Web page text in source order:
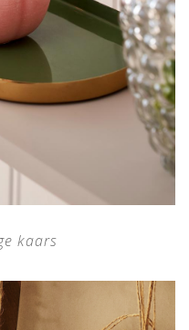
kaars